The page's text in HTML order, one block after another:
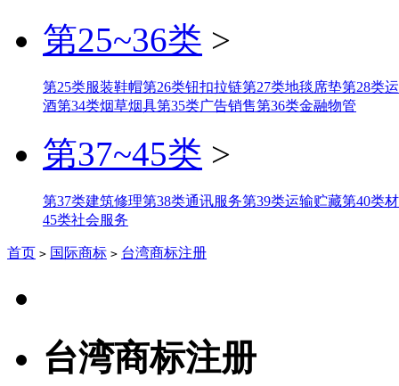
第25~36类 >
第25类服装鞋帽第26类钮扣拉链第27类地毯席垫第28类
酒第34类烟草烟具第35类广告销售第36类金融物管
第37~45类 >
第37类建筑修理第38类通讯服务第39类运输贮藏第40类
45类社会服务
首页 > 国际商标 > 台湾商标注册
台湾商标注册